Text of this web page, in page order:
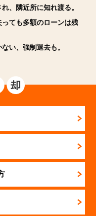
、隣近所に知れ渡る。
ても多額のローンは残
い、強制退去も。